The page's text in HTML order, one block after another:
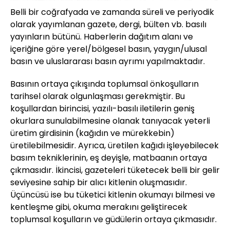
Belli bir coğrafyada ve zamanda süreli ve periyodik
olarak yayımlanan gazete, dergi, bülten vb. basılı
yayınların bütünü. Haberlerin dağıtım alanı ve
içeriğine göre yerel/bölgesel basın, yaygın/ulusal
basın ve uluslararası basın ayrımı yapılmaktadır.
Basının ortaya çıkışında toplumsal önkoşulların
tarihsel olarak olgunlaşması gerekmiştir. Bu
koşullardan birincisi, yazılı-basılı iletilerin geniş
okurlara sunulabilmesine olanak tanıyacak yeterli
üretim girdisinin (kağıdın ve mürekkebin)
üretilebilmesidir. Ayrıca, üretilen kağıdı işleyebilecek
basım tekniklerinin, eş deyişle, matbaanın ortaya
çıkmasıdır. İkincisi, gazeteleri tüketecek belli bir gelir
seviyesine sahip bir alıcı kitlenin oluşmasıdır.
Üçüncüsü ise bu tüketici kitlenin okumayı bilmesi ve
kentleşme gibi, okuma merakını geliştirecek
toplumsal koşulların ve güdülerin ortaya çıkmasıdır.